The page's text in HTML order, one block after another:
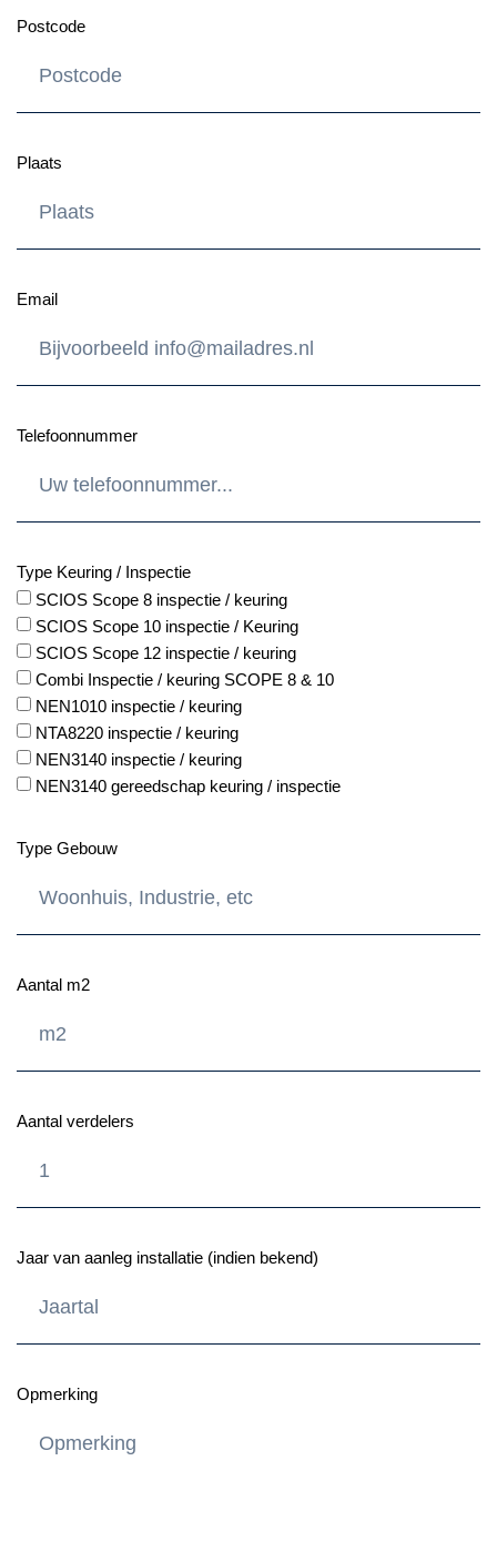
Postcode
Plaats
Email
Telefoonnummer
Type Keuring / Inspectie
SCIOS Scope 8 inspectie / keuring
SCIOS Scope 10 inspectie / Keuring
SCIOS Scope 12 inspectie / keuring
Combi Inspectie / keuring SCOPE 8 & 10
NEN1010 inspectie / keuring
NTA8220 inspectie / keuring
NEN3140 inspectie / keuring
NEN3140 gereedschap keuring / inspectie
Type Gebouw
Aantal m2
Aantal verdelers
Jaar van aanleg installatie (indien bekend)
Opmerking